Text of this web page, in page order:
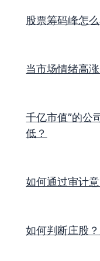
股票筹码峰怎
当市场情绪高
千亿市值”的公
低？
如何通过审计
如何判断庄股